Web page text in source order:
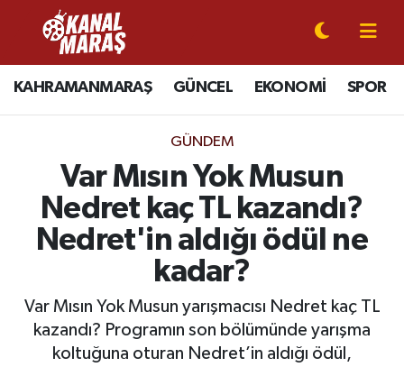
KAHRAMANMARAŞ GÜNCEL EKONOMİ SPOR
GÜNDEM
Var Mısın Yok Musun
Nedret kaç TL kazandı?
Nedret'in aldığı ödül ne
kadar?
Var Mısın Yok Musun yarışmacısı Nedret kaç TL
kazandı? Programın son bölümünde yarışma
koltuğuna oturan Nedret’in aldığı ödül,
CANLI YAYIN
KAHRAMANMARAŞ
SPOR
SİYASET
EKONOMİ
GÜNDEM
Kahramanmaraş Nöbetçi Eczaneler
Kahramanmaraş Hava Durumu
Kahramanmaraş Trafik Yoğunluk Haritası
Süper Lig Puan Durumu ve Fikstür
Tüm Manşetler
Son Dakika Haberleri